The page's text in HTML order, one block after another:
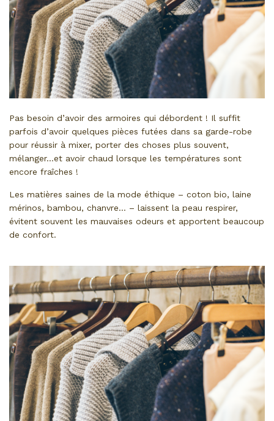
Pas besoin d’avoir des armoires qui débordent ! Il suffit
parfois d’avoir quelques pièces futées dans sa garde-robe
pour réussir à mixer, porter des choses plus souvent,
mélanger…et avoir chaud lorsque les températures sont
encore fraîches !
Les matières saines de la mode éthique – coton bio, laine
mérinos, bambou, chanvre… – laissent la peau respirer,
évitent souvent les mauvaises odeurs et apportent beaucoup
de confort.